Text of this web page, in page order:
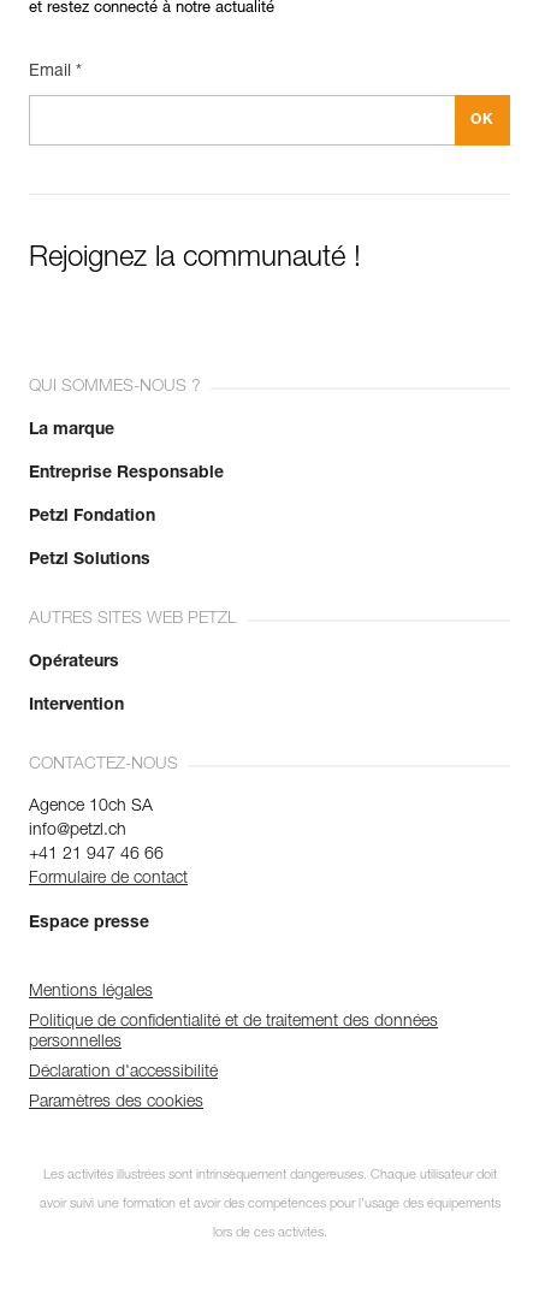
newsletter
et restez connecté à notre
et restez connecté à notre actualité
Email *
Rejoignez la communauté !
QUI SOMMES-NOUS ?
La marque
Entreprise Responsable
Petzl Fondation
Petzl Solutions
AUTRES SITES WEB PETZL
Opérateurs
Intervention
CONTACTEZ-NOUS
Agence 10ch SA
info@petzl.ch
+41 21 947 46 66
Formulaire de contact
Espace presse
Mentions légales
Politique de confidentialité et de traitement des données
personnelles
Déclaration d'accessibilité
Paramètres des cookies
Les activités illustrées sont intrinsèquement dangereuses. Chaque utilisateur doit
avoir suivi une formation et avoir des compétences pour l’usage des équipements
lors de ces activités.